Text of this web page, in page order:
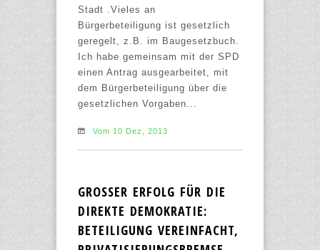
Stadt .Vieles an
Bürgerbeteiligung ist gesetzlich
geregelt, z.B. im Baugesetzbuch.
Ich habe gemeinsam mit der SPD
einen Antrag ausgearbeitet, mit
dem Bürgerbeteiligung über die
gesetzlichen Vorgaben...
Vom 10 Dez, 2013
GROSSER ERFOLG FÜR DIE D
IREKTE DEMOKRATIE: B
ETEILIGUNG VEREINFACHT, P